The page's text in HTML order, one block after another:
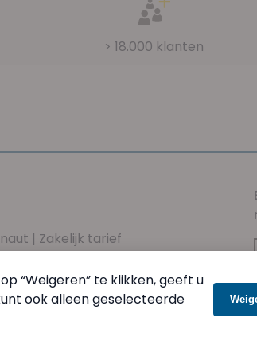
> 18.000 klanten
| Zakelijk tarief
documenten|Contactformulier
17u00 en zaterdag van 9u00 tot 12u00
“Weigeren” te klikken, geeft u
ook alleen geselecteerde